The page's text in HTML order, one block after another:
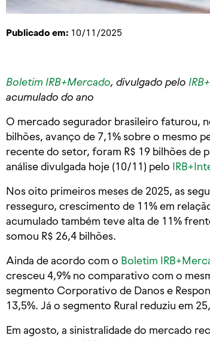
Publicado em: 10/11/2025
Boletim IRB+Mercado, divulgado pelo
acumulado do ano
O mercado segurador brasileiro faturou,
bilhões, avanço de 7,1% sobre o mesmo
recente do setor, foram R$ 19 bilhões de
análise divulgada hoje (10/11) pelo
Nos oito primeiros meses de 2025, as
resseguro, crescimento de 11% em
acumulado também teve alta de 11%
somou R$ 26,4 bilhões.
Ainda de acordo com o Boletim
cresceu 4,9% no comparativo com o
segmento Corporativo de Danos e
13,5%. Já o segmento Rural reduziu em
Em agosto, a sinistralidade do mercado